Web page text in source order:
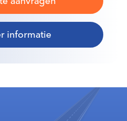
informatie